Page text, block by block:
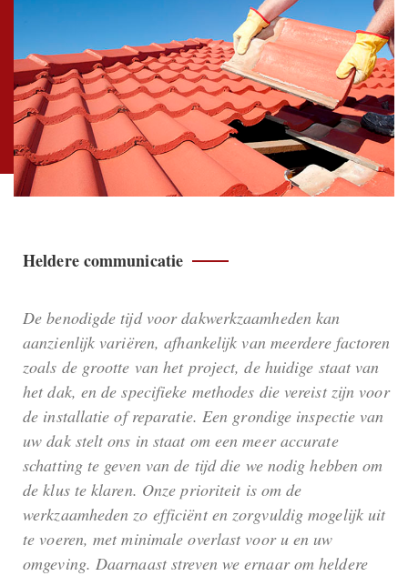
Heldere communicatie
De benodigde tijd voor dakwerkzaamheden kan
aanzienlijk variëren, afhankelijk van meerdere factoren
zoals de grootte van het project, de huidige staat van
het dak, en de specifieke methodes die vereist zijn voor
de installatie of reparatie. Een grondige inspectie van
uw dak stelt ons in staat om een meer accurate
schatting te geven van de tijd die we nodig hebben om
de klus te klaren. Onze prioriteit is om de
werkzaamheden zo efficiënt en zorgvuldig mogelijk uit
te voeren, met minimale overlast voor u en uw
omgeving. Daarnaast streven we ernaar om heldere